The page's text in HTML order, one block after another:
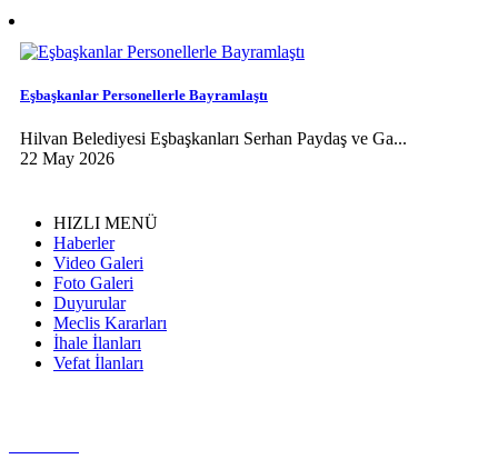
Eşbaşkanlar Personellerle Bayramlaştı
Hilvan Belediyesi Eşbaşkanları Serhan Paydaş ve Ga...
22 May 2026
HIZLI MENÜ
Haberler
Video Galeri
Foto Galeri
Duyurular
Meclis Kararları
İhale İlanları
Vefat İlanları